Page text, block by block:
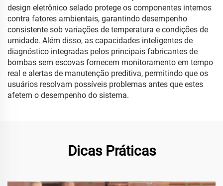
design eletrônico selado protege os componentes internos
contra fatores ambientais, garantindo desempenho
consistente sob variações de temperatura e condições de
umidade. Além disso, as capacidades inteligentes de
diagnóstico integradas pelos principais fabricantes de
bombas sem escovas fornecem monitoramento em tempo
real e alertas de manutenção preditiva, permitindo que os
usuários resolvam possíveis problemas antes que estes
afetem o desempenho do sistema.
Dicas Práticas